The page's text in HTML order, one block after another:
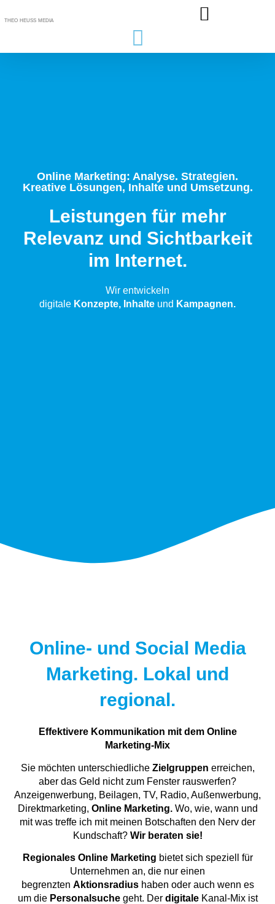
THEO HEUSS MEDIA
Online Marketing: Analyse. Strategien.
Kreative Lösungen, Inhalte und Umsetzung.
Leistungen für mehr
Relevanz und Sichtbarkeit
im Internet.
Wir entwickeln
digitale Konzepte, Inhalte und Kampagnen.
Online- und Social Media
Marketing. Lokal und
regional.
Effektivere Kommunikation mit dem Online
Marketing-Mix
Sie möchten unterschiedliche Zielgruppen erreichen,
aber das Geld nicht zum Fenster rauswerfen?
Anzeigenwerbung, Beilagen, TV, Radio, Außenwerbung,
Direktmarketing, Online Marketing.Wo, wie, wann und
mit was treffe ich mit meinen Botschaften den Nerv der
Kundschaft? Wir beraten sie!
Regionales Online Marketing bietet sich speziell für
Unternehmen an, die nur einen
begrenzten Aktionsradiushaben oder auch wenn es
um die Personalsuchegeht. Der digitaleKanal-Mix ist